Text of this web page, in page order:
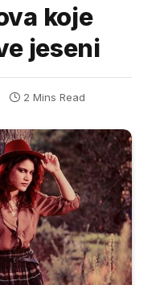
koje
jeseni
2 Mins Read